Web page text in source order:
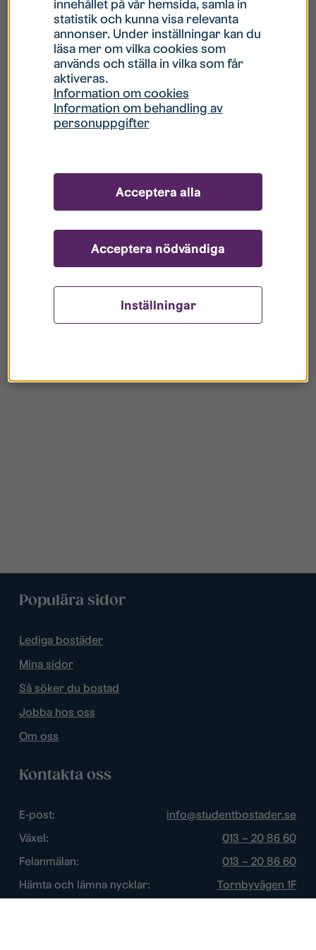
Hur gör jag om mitt konto är låst?
Hur gör jag när jag glömt mitt lösenord?
Vad innebär Gästkonto/Gästanvändare?
Populära sidor
Lediga bostäder
Mina sidor
Så söker du bostad
Jobba hos oss
Om oss
Kontakta oss
E-post:
info@studentbostader.se
Växel:
013 – 20 86 60
Felanmälan:
013 – 20 86 60
Hämta och lämna nycklar:
Tornbyvägen 1F
innehållet på vår hemsida, samla in
statistik och kunna visa relevanta
annonser. Under inställningar kan du
läsa mer om vilka cookies som
används och ställa in vilka som får
aktiveras.
Information om cookies
Information om behandling av
personuppgifter
Inställningar
Acceptera nödvändiga
Acceptera alla